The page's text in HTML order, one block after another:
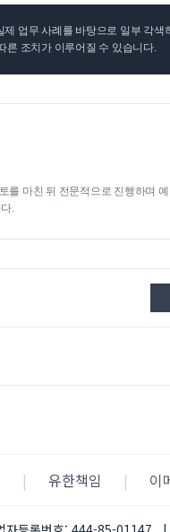
업무 사례를 바탕으로 일부 각
른 조치가 이루어질 수 있습니다.
를 마친 뒤 전문적으로 진행하며
.
| 유한책임 | 이